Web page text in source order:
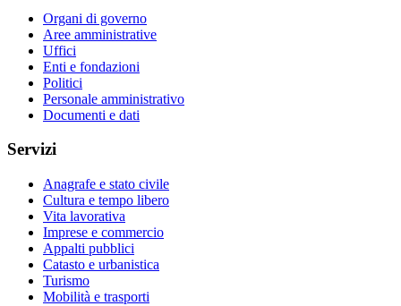
Organi di governo
Aree amministrative
Uffici
Enti e fondazioni
Politici
Personale amministrativo
Documenti e dati
Servizi
Anagrafe e stato civile
Cultura e tempo libero
Vita lavorativa
Imprese e commercio
Appalti pubblici
Catasto e urbanistica
Turismo
Mobilità e trasporti